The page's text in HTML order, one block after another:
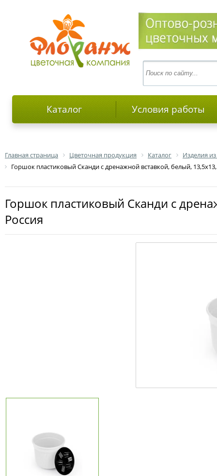
Каталог Условия работы
Главная страница Цветочная продукция Каталог
Изделия
Горшок пластиковый Сканди с дренажной вставкой, белый,
Горшок пластиковый Сканди с дренажной вставкой, белый, 13,5х13,5х11,5 см, 1 л;
Россия